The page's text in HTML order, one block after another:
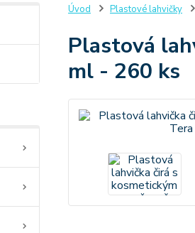
Úvod Plastové lahvičky
Plastová
ml - 260 ks